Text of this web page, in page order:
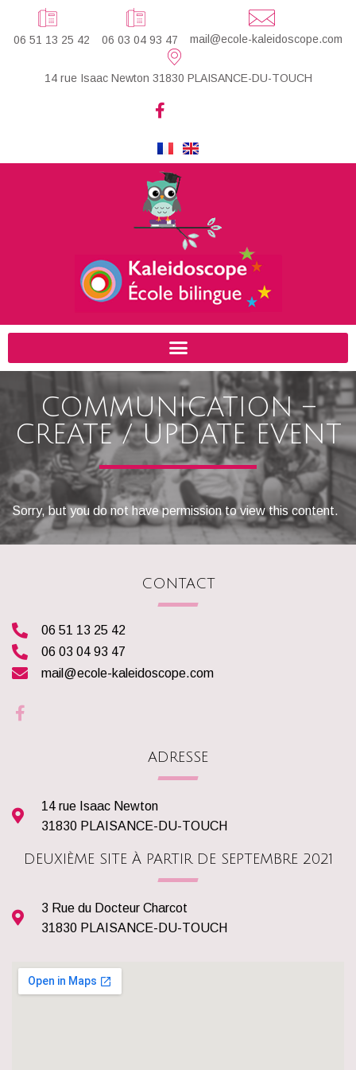
06 51 13 25 42 06 03 04 93 47 mail@ecole-kaleidoscope.com
14 rue Isaac Newton 31830 PLAISANCE-DU-TOUCH
COMMUNICATION –
CREATE / UPDATE EVENT
Sorry, but you do not have permission to view this content.
CONTACT
06 51 13 25 42
06 03 04 93 47
mail@ecole-kaleidoscope.com
ADRESSE
14 rue Isaac Newton
31830 PLAISANCE-DU-TOUCH
DEUXIÈME SITE À PARTIR DE SEPTEMBRE 2021
3 Rue du Docteur Charcot
31830 PLAISANCE-DU-TOUCH